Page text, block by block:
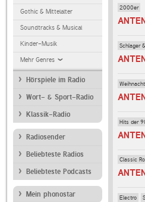
Gothic & Mittelalter
Soundtracks & Musical
Kinder-Musik
Mehr Genres
Hörspiele im Radio
Wort- & Sport-Radio
Klassik-Radio
Radiosender
Beliebteste Radios
Beliebteste Podcasts
Mein phonostar
2000er
Schlager
Hits der
Classic
Electro